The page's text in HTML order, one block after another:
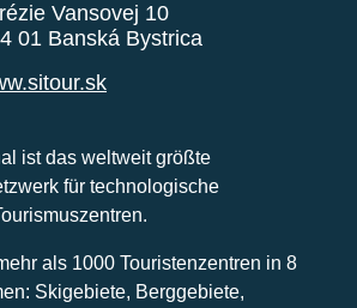
Vansovej 10
01 Banská Bystrica
ist das weltweit größte
für technologische
als 1000 Touristenzentren in 8
Skigebiete, Berggebiete,